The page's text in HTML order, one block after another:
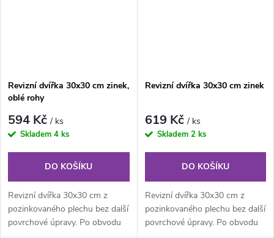
Revizní dvířka 30x30 cm zinek,
oblé rohy
594 Kč/ ks
Skladem 4 ks
DO KOŠÍKU
Revizní dvířka 30x30 cm z
pozinkovaného plechu bez další
povrchové úpravy. Po obvodu
Revizní dvířka 30x30 cm zinek
619 Kč/ ks
Skladem 2 ks
DO KOŠÍKU
Revizní dvířka 30x30 cm z
pozinkovaného plechu bez další
povrchové úpravy. Po obvodu